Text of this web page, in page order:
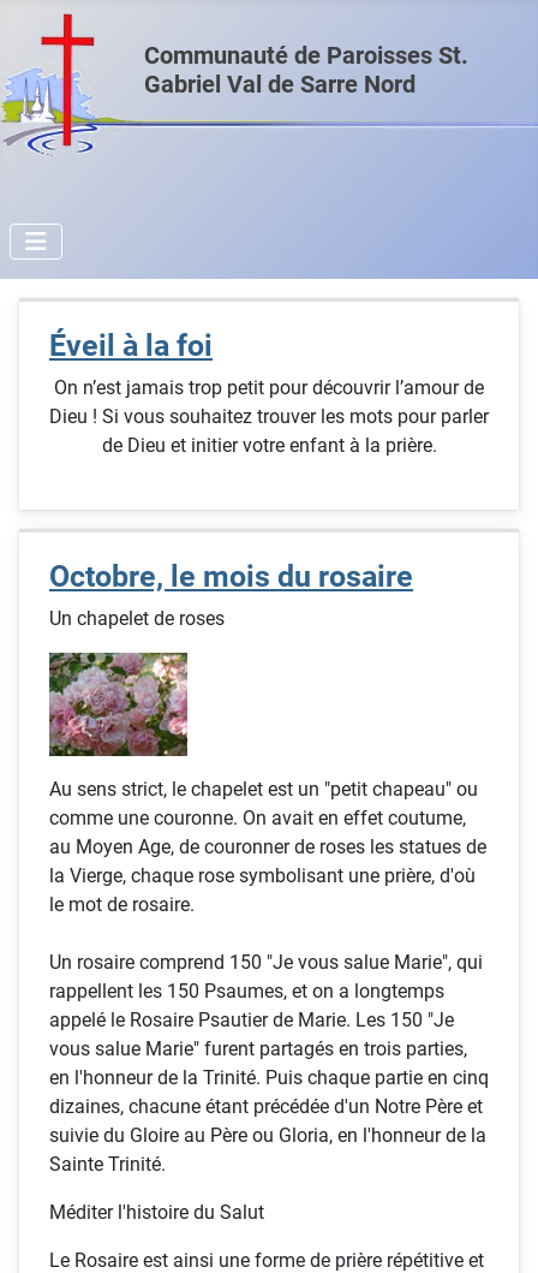
Communauté de Paroisses St.
Gabriel Val de Sarre Nord
Éveil à la foi
On n’est jamais trop petit pour découvrir l’amour de
Dieu ! Si vous souhaitez trouver les mots pour parler
de Dieu et initier votre enfant à la prière.
Octobre, le mois du rosaire
Un chapelet de roses
Au sens strict, le chapelet est un "petit chapeau" ou
comme une couronne. On avait en effet coutume,
au Moyen Age, de couronner de roses les statues de
la Vierge, chaque rose symbolisant une prière, d'où
le mot de rosaire.
Un rosaire comprend 150 "Je vous salue Marie", qui
rappellent les 150 Psaumes, et on a longtemps
appelé le Rosaire Psautier de Marie. Les 150 "Je
vous salue Marie" furent partagés en trois parties,
en l'honneur de la Trinité. Puis chaque partie en cinq
dizaines, chacune étant précédée d'un Notre Père et
suivie du Gloire au Père ou Gloria, en l'honneur de la
Sainte Trinité.
Méditer l'histoire du Salut
Le Rosaire est ainsi une forme de prière répétitive et